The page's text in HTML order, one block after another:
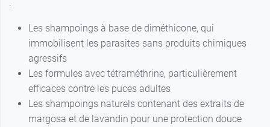
:
Les shampoings à base de diméthicone, qui
immobilisent les parasites sans produits chimiques
agressifs
Les formules avec tétraméthrine, particulièrement
efficaces contre les puces adultes
Les shampoings naturels contenant des extraits de
margosa et de lavandin pour une protection douce